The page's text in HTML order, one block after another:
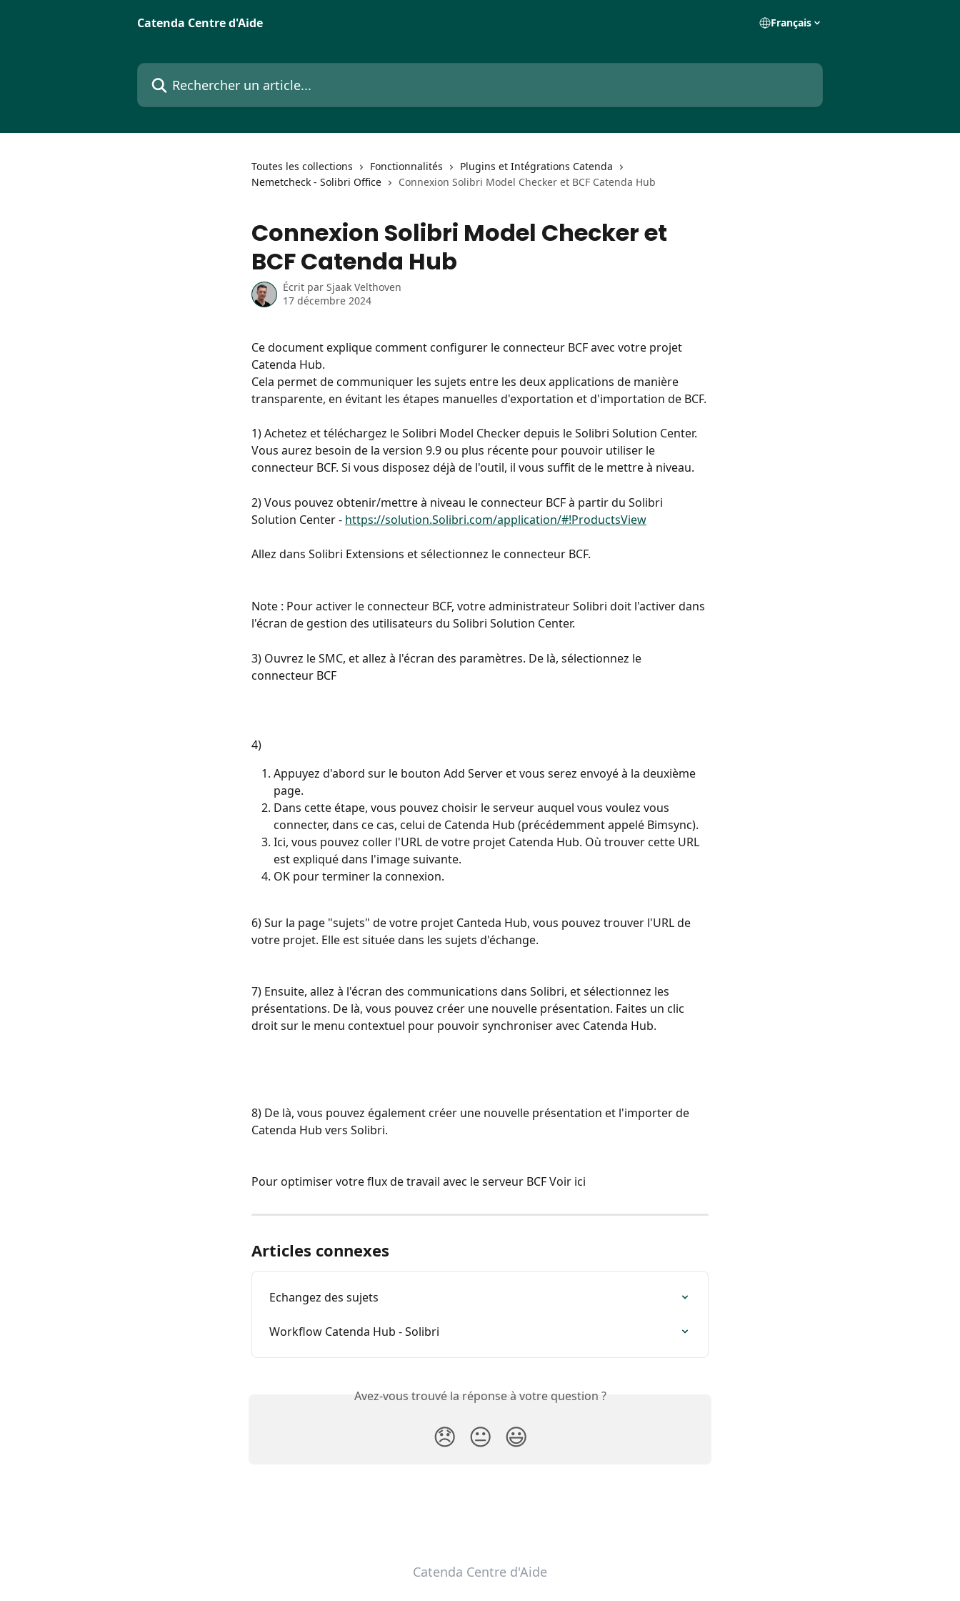
Catenda Centre d'Aide
Français
Rechercher un article...
Toutes les collections Fonctionnalités
Plugins et Intégrations Catenda
Nemetcheck - Solibri Office
Connexion Solibri Model Checker et BCF Catenda Hub
Connexion Solibri Model Checker et
BCF Catenda Hub
Écrit par Sjaak Velthoven
17 décembre 2024
Ce document explique comment configurer le connecteur BCF avec votre projet
Catenda Hub.
Cela permet de communiquer les sujets entre les deux applications de manière
transparente, en évitant les étapes manuelles d'exportation et d'importation de BCF.
1) Achetez et téléchargez le Solibri Model Checker depuis le Solibri Solution Center.
Vous aurez besoin de la version 9.9 ou plus récente pour pouvoir utiliser le
connecteur BCF. Si vous disposez déjà de l'outil, il vous suffit de le mettre à niveau.
2) Vous pouvez obtenir/mettre à niveau le connecteur BCF à partir du Solibri
Solution Center - https://solution.Solibri.com/application/#!ProductsView
Allez dans Solibri Extensions et sélectionnez le connecteur BCF.
Note : Pour activer le connecteur BCF, votre administrateur Solibri doit l'activer dans
l'écran de gestion des utilisateurs du Solibri Solution Center.
3) Ouvrez le SMC, et allez à l'écran des paramètres. De là, sélectionnez le
connecteur BCF
4)
Appuyez d'abord sur le bouton Add Server et vous serez envoyé à la deuxième
page.
Dans cette étape, vous pouvez choisir le serveur auquel vous voulez vous
connecter, dans ce cas, celui de Catenda Hub (précédemment appelé Bimsync).
Ici, vous pouvez coller l'URL de votre projet Catenda Hub. Où trouver cette URL
est expliqué dans l'image suivante.
OK pour terminer la connexion.
6) Sur la page "sujets" de votre projet Canteda Hub, vous pouvez trouver l'URL de
votre projet. Elle est située dans les sujets d'échange.
7) Ensuite, allez à l'écran des communications dans Solibri, et sélectionnez les
présentations. De là, vous pouvez créer une nouvelle présentation. Faites un clic
droit sur le menu contextuel pour pouvoir synchroniser avec Catenda Hub.
8) De là, vous pouvez également créer une nouvelle présentation et l'importer de
Catenda Hub vers Solibri.
Pour optimiser votre flux de travail avec le serveur BCF Voir ici
Articles connexes
Echangez des sujets
Workflow Catenda Hub - Solibri
Avez-vous trouvé la réponse à votre question ?
😞 😐 😃
Catenda Centre d'Aide